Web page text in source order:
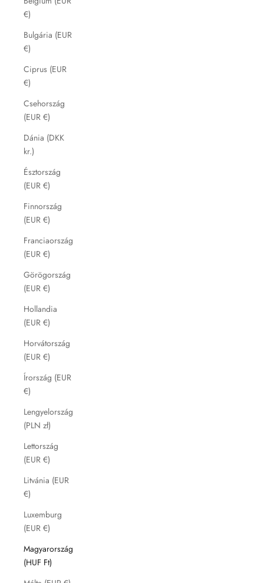
€)
Bulgária (EUR
€)
Ciprus (EUR
€)
Csehország
(EUR €)
Dánia (DKK
kr.)
Észtország
(EUR €)
Finnország
(EUR €)
Franciaország
(EUR €)
Görögország
(EUR €)
Hollandia
(EUR €)
Horvátország
(EUR €)
Írország (EUR
€)
Lengyelország
(PLN zł)
Lettország
(EUR €)
Litvánia (EUR
€)
Luxemburg
(EUR €)
Magyarország
(HUF Ft)